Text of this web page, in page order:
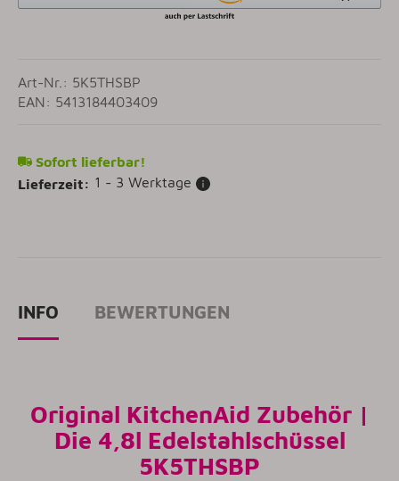
Art-Nr.: 5K5THSBP
EAN: 5413184403409
Sofort lieferbar!
Lieferzeit: 1 - 3 Werktage
INFO BEWERTUNGEN
Original KitchenAid Zubehör |
Die 4,8l Edelstahlschüssel
5K5THSBP